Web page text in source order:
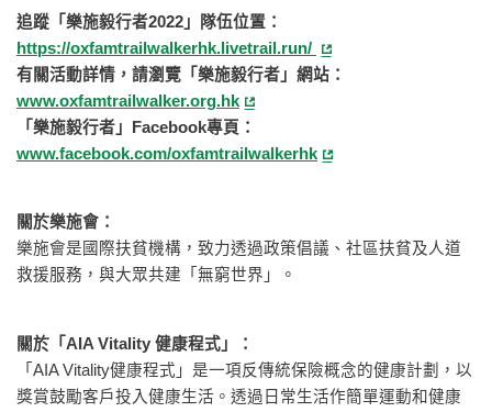
追蹤「樂施毅行者2022」隊伍位置：
https://oxfamtrailwalkerhk.livetrail.run/
有關活動詳情，請瀏覽「樂施毅行者」網站：
www.oxfamtrailwalker.org.hk
「樂施毅行者」Facebook專頁：
www.facebook.com/oxfamtrailwalkerhk
關於樂施會：
樂施會是國際扶貧機構，致力透過政策倡議、社區扶貧及人道
救援服務，與大眾共建「無窮世界」。
關於「AIA Vitality 健康程式」：
「AIA Vitality健康程式」是一項反傳統保險概念的健康計劃，以
獎賞鼓勵客戶投入健康生活。透過日常生活作簡單運動和健康